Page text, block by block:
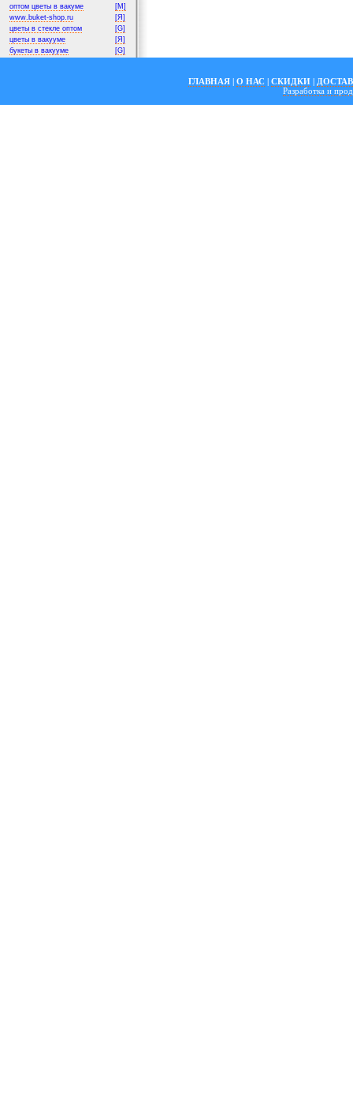
оптом цветы в вакуме
[M]
www.buket-shop.ru
[Я]
цветы в стекле оптом
[G]
цветы в вакууме
[Я]
букеты в вакууме
[G]
ГЛАВНАЯ | О НАС | СКИДКИ |
Разработка и